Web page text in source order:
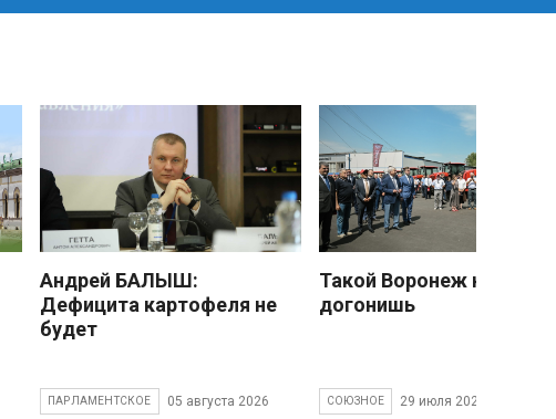
Андрей БАЛЫШ:
Дефицита картофеля не
будет
ПАРЛАМЕНТСКОЕ 05 августа 2026
Такой Воронеж не
догонишь
СОЮЗНОЕ 29 июля 2026